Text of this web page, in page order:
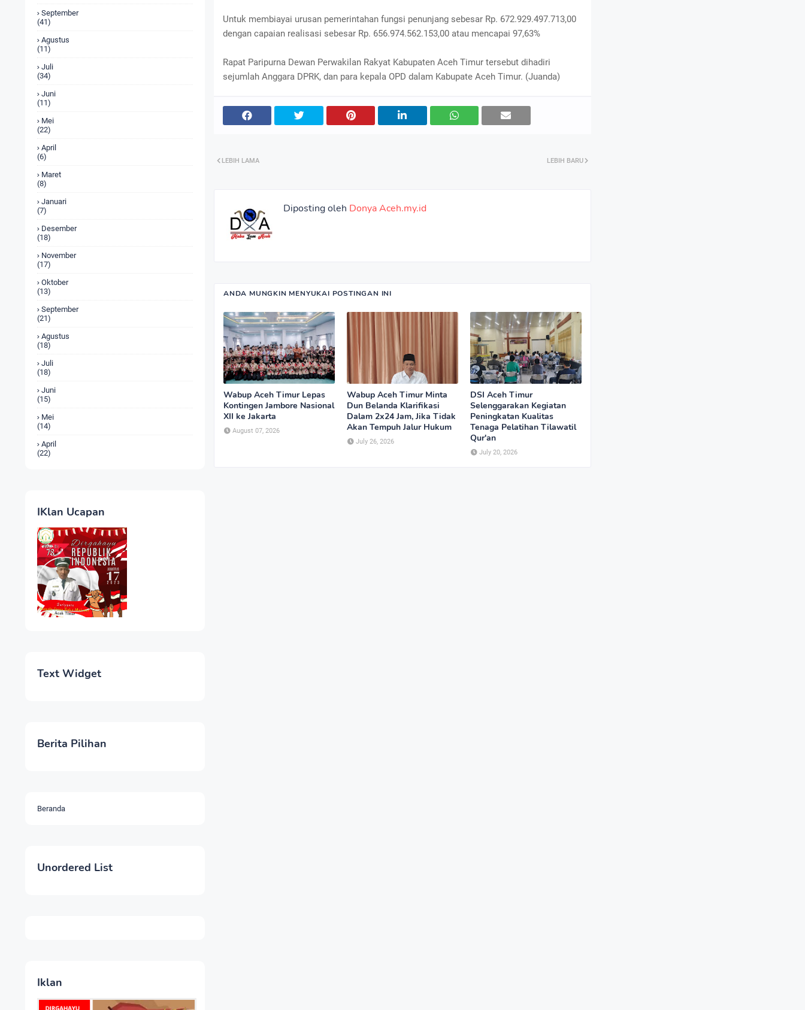
September
(41)
Agustus
(11)
Juli
(34)
Juni
(11)
Mei
(22)
April
(6)
Maret
(8)
Januari
(7)
Desember
(18)
November
(17)
Oktober
(13)
September
(21)
Agustus
(18)
Juli
(18)
Juni
(15)
Mei
(14)
April
(22)
IKlan Ucapan
Text Widget
Berita Pilihan
Beranda
Unordered List
Iklan
Untuk membiayai urusan pemerintahan fungsi penunjang sebesar Rp. 672.929.497.713,00
dengan capaian realisasi sebesar Rp. 656.974.562.153,00 atau mencapai 97,63%
Rapat Paripurna Dewan Perwakilan Rakyat Kabupaten Aceh Timur tersebut dihadiri
sejumlah Anggara DPRK, dan para kepala OPD dalam Kabupate Aceh Timur. (Juanda)
LEBIH BARU
LEBIH LAMA
Diposting oleh Donya Aceh.my.id
ANDA MUNGKIN MENYUKAI POSTINGAN INI
Wabup Aceh Timur Lepas
Kontingen Jambore Nasional
XII ke Jakarta
August 07, 2026
Wabup Aceh Timur Minta
Dun Belanda Klarifikasi
Dalam 2x24 Jam, Jika Tidak
Akan Tempuh Jalur Hukum
July 26, 2026
DSI Aceh Timur
Selenggarakan Kegiatan
Peningkatan Kualitas
Tenaga Pelatihan Tilawatil
Qur'an
July 20, 2026